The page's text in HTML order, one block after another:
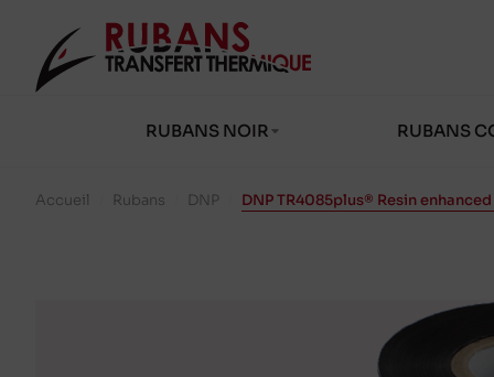
RUBANS NOIR RUBANS
Accueil Rubans DNP DNP TR4085plus® Resin